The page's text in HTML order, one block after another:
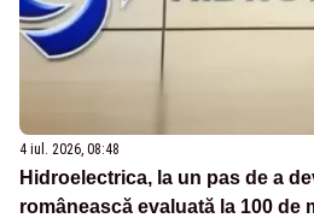
4 iul. 2026, 08:48
Hidroelectrica, la un pas de a
românească evaluată la 100 de